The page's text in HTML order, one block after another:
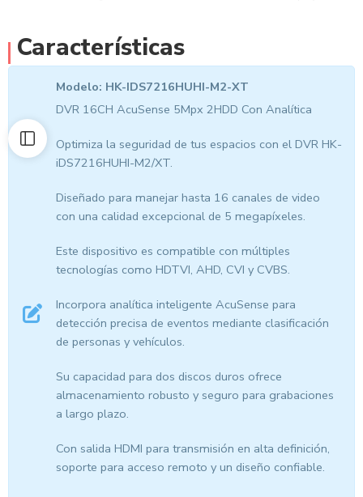
Características
Modelo: HK-IDS7216HUHI-M2-XT
DVR 16CH AcuSense 5Mpx 2HDD Con Analítica
Optimiza la seguridad de tus espacios con el DVR HK-
iDS7216HUHI-M2/XT.
Diseñado para manejar hasta 16 canales de video
con una calidad excepcional de 5 megapíxeles.
Este dispositivo es compatible con múltiples
tecnologías como HDTVI, AHD, CVI y CVBS.
Incorpora analítica inteligente AcuSense para
detección precisa de eventos mediante clasificación
de personas y vehículos.
Su capacidad para dos discos duros ofrece
almacenamiento robusto y seguro para grabaciones
a largo plazo.
Con salida HDMI para transmisión en alta definición,
soporte para acceso remoto y un diseño confiable.